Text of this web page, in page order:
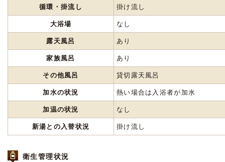
循環・掛流し 掛け流し
大浴場 なし
露天風呂 あり
家族風呂 あり
その他風呂 貸切露天風呂
加水の状況 熱い場合は入浴者が加水
加温の状況 なし
新湯との入替状況 掛け流し
衛生管理状況